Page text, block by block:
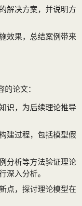
解决方案，并说明方
效果，总结案例带来
论文：
识，为后续理论推导
建过程，包括模型假
分析等方法验证理论
深入分析。
点，探讨理论模型在